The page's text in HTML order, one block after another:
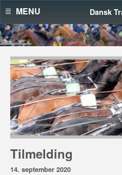
Dansk
MENU
Tilmelding
14. september 2020